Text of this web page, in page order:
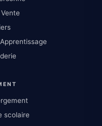
scolaire